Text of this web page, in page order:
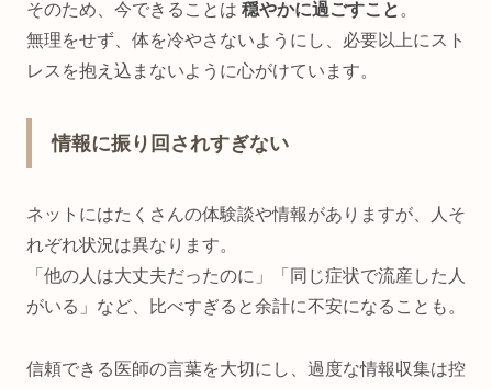
そのため、今できることは 穏やかに過ごすこと 。
無理をせず、体を冷やさないようにし、必要以上にスト
レスを抱え込まないように心がけています。
情報に振り回されすぎない
ネットにはたくさんの体験談や情報がありますが、人そ
れぞれ状況は異なります。
「他の人は大丈夫だったのに」「同じ症状で流産した人
がいる」など、比べすぎると余計に不安になることも。
信頼できる医師の言葉を大切にし、過度な情報収集は控